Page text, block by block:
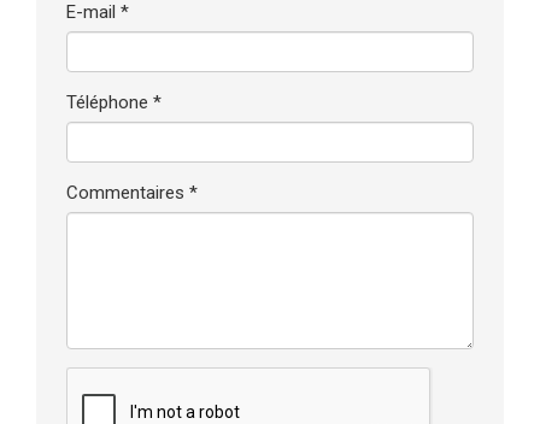
E-mail *
Téléphone *
Commentaires *